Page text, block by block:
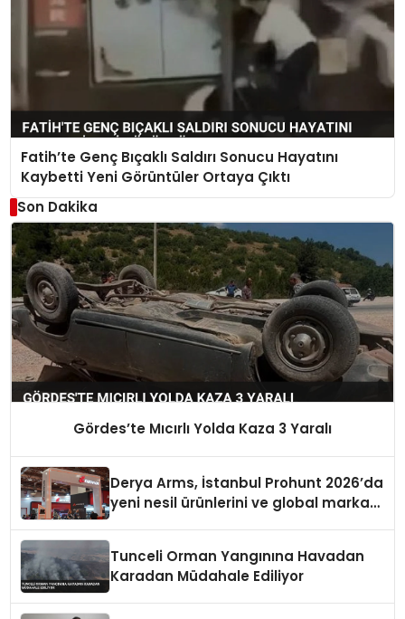
Fatih’te Genç Bıçaklı Saldırı Sonucu Hayatını
Kaybetti Yeni Görüntüler Ortaya Çıktı
Son Dakika
Gördes’te Mıcırlı Yolda Kaza 3 Yaralı
Derya Arms, İstanbul Prohunt 2026’da
yeni nesil ürünlerini ve global marka
Tunceli Orman Yangınına Havadan
Karadan Müdahale Ediliyor